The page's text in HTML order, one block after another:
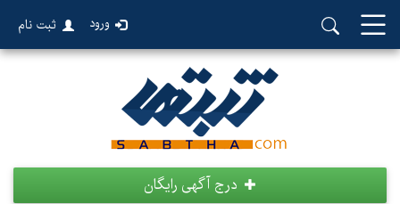
ورود ثبت نام
درج آگهی رایگان